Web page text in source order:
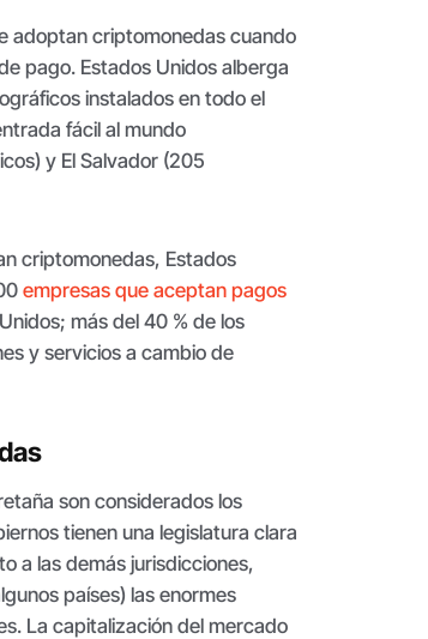
adoptan criptomonedas cuando
pago. Estados Unidos alberga
instalados en todo el
fácil al mundo
y El Salvador (205
criptomonedas, Estados
empresas que aceptan pagos
más del 40 % de los
y servicios a cambio de
son considerados los
tienen una legislatura clara
a las demás jurisdicciones,
países) las enormes
La capitalización del mercado